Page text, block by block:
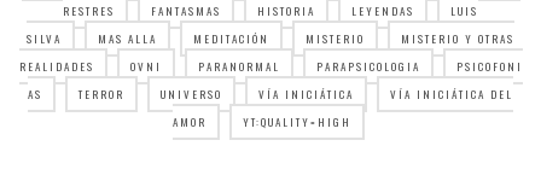
RESTRES
FANTASMAS HISTORIA LEYENDAS
LUIS
SILVA
MAS ALLA MEDITACIÓN MISTERIO
MISTERIO Y OTRAS
REALIDADES
OVNI PARANORMAL PARAPSICOLOGIA
PSICOFONI
AS
TERROR UNIVERSO VÍA INICIÁTICA
VÍA INICIÁTICA DEL
AMOR
YT:QUALITY=HIGH